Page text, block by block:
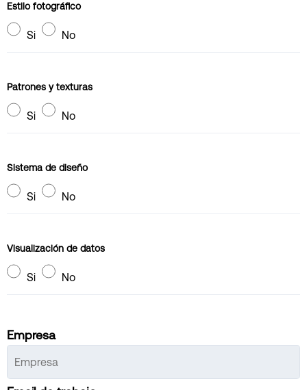
Estilo fotográfico
Si No
Patrones y texturas
Si No
Sistema de diseño
Si No
Visualización de datos
Si No
Empresa